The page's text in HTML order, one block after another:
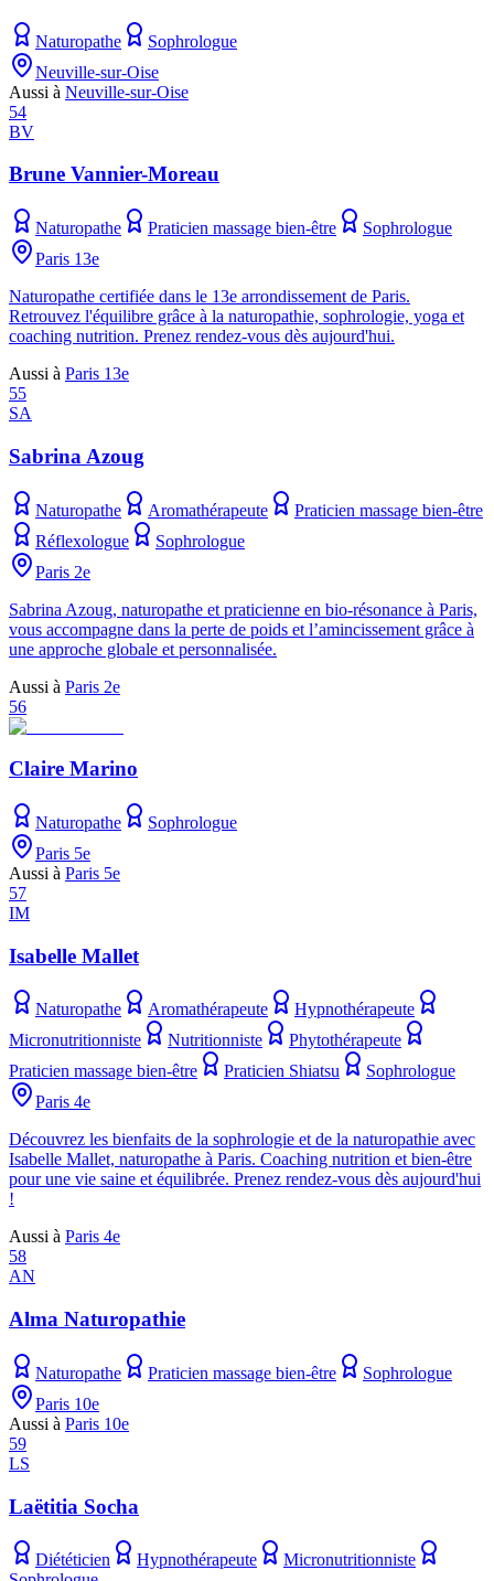
Naturopathe
Sophrologue
Neuville-sur-Oise
Aussi à Neuville-sur-Oise
54
BV
Brune Vannier-Moreau
Naturopathe Praticien massage bien-être
Sophrologue
Paris 13e
Naturopathe certifiée dans le 13e arrondissement de Paris.
Retrouvez l'équilibre grâce à la naturopathie, sophrologie, yoga et
coaching nutrition. Prenez rendez-vous dès aujourd'hui.
Aussi à Paris 13e
55
SA
Sabrina Azoug
Naturopathe Aromathérapeute
Praticien massage bien-être
Réflexologue
Sophrologue
Paris 2e
Sabrina Azoug, naturopathe et praticienne en bio-résonance à Paris,
vous accompagne dans la perte de poids et l’amincissement grâce à
une approche globale et personnalisée.
Aussi à Paris 2e
56
Claire Marino
Naturopathe
Sophrologue
Paris 5e
Aussi à Paris 5e
57
IM
Isabelle Mallet
Naturopathe Aromathérapeute
Hypnothérapeute
Micronutritionniste
Nutritionniste
Phytothérapeute
Praticien massage bien-être
Praticien Shiatsu
Sophrologue
Paris 4e
Découvrez les bienfaits de la sophrologie et de la naturopathie avec
Isabelle Mallet, naturopathe à Paris. Coaching nutrition et bien-être
pour une vie saine et équilibrée. Prenez rendez-vous dès aujourd'hui
!
Aussi à Paris 4e
58
AN
Alma Naturopathie
Naturopathe Praticien massage bien-être
Sophrologue
Paris 10e
Aussi à Paris 10e
59
LS
Laëtitia Socha
Diététicien Hypnothérapeute
Micronutritionniste